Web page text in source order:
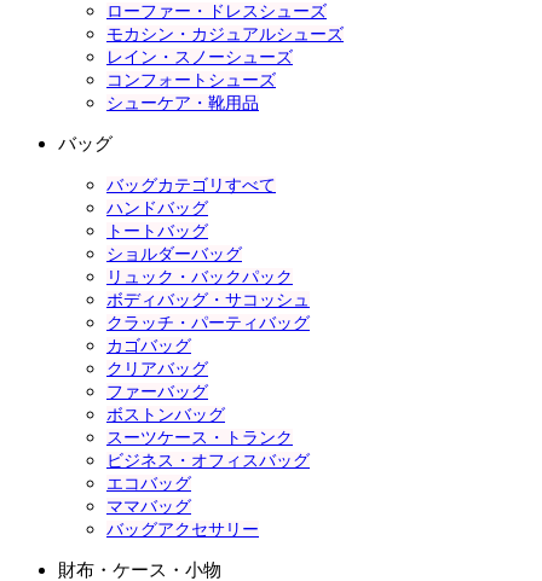
ローファー・ドレスシューズ
モカシン・カジュアルシューズ
レイン・スノーシューズ
コンフォートシューズ
シューケア・靴用品
バッグ
バッグカテゴリすべて
ハンドバッグ
トートバッグ
ショルダーバッグ
リュック・バックパック
ボディバッグ・サコッシュ
クラッチ・パーティバッグ
カゴバッグ
クリアバッグ
ファーバッグ
ボストンバッグ
スーツケース・トランク
ビジネス・オフィスバッグ
エコバッグ
ママバッグ
バッグアクセサリー
財布・ケース・小物